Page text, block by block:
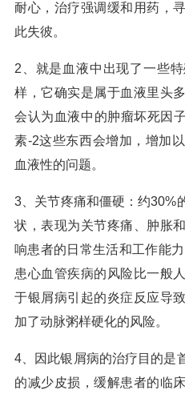
耐心，治疗强调缓和用药，
此失彼。
2、就是血液中出现了一些
样，它确实是属于血液里头
会认为血液中的肿瘤坏死因
素-2这些东西会增加，增加
血液性的问题。
3、关节疼痛和僵硬：约30%
状，表现为关节疼痛、肿胀
响患者的日常生活和工作能
患心血管疾病的风险比一般
于银屑病引起的炎症反应导
加了动脉粥样硬化的风险。
4、因此银屑病的治疗目的是
的减少皮损，缓解患者的临